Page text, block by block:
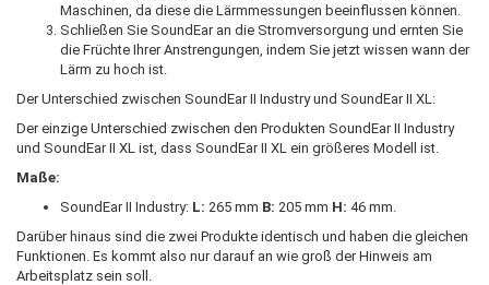
Maschinen, da diese die Lärmmessungen beeinflussen können.
Schließen Sie SoundEar an die Stromversorgung und ernten Sie
die Früchte Ihrer Anstrengungen, indem Sie jetzt wissen wann der
Lärm zu hoch ist.
Der Unterschied zwischen SoundEar II Industry und SoundEar II XL:
Der einzige Unterschied zwischen den Produkten SoundEar II Industry
und SoundEar II XL ist, dass SoundEar II XL ein größeres Modell ist.
Maße:
SoundEar II Industry: L: 265 mm B: 205 mm H: 46 mm.
Darüber hinaus sind die zwei Produkte identisch und haben die gleichen
Funktionen. Es kommt also nur darauf an wie groß der Hinweis am
Arbeitsplatz sein soll.